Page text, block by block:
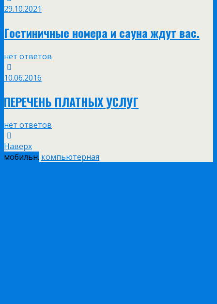
29.10.2021
Гостиничные номера и сауна ждут вас.
нет ответов
10.06.2016
ПЕРЕЧЕНЬ ПЛАТНЫХ УСЛУГ
нет ответов
Наверх
мобильн. компьютерная